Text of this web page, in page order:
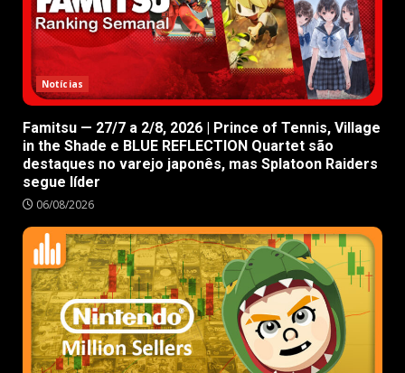
Notícias
Famitsu — 27/7 a 2/8, 2026 | Prince of Tennis, Village
in the Shade e BLUE REFLECTION Quartet são
destaques no varejo japonês, mas Splatoon Raiders
segue líder
06/08/2026